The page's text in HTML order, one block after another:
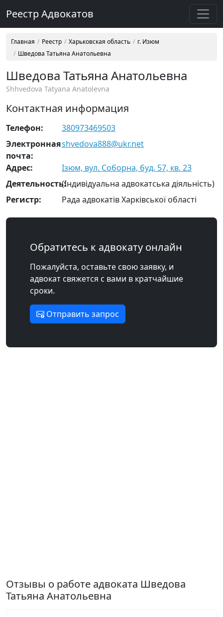
Реестр Адвокатов
Главная Реестр Харьковская область
г. Изюм
Шведова Татьяна Анатольевна
Шведова Татьяна Анатольевна
Shhvedova Tatyana Anatolevna
Контактная информация
Телефон:
380973469503
Электронная
почта:
shvedova888@ukr.net
Адрес:
Ізюм, вул. Соборна, буд. 57, кв. 23
Деятельность:(Індивідуальна адвокатська діяльність)
Регистр:
Рада адвокатів Харківської області
Обратитесь к адвокату онлайн
Пожалуйста, оставьте свою заявку, и
адвокат свяжется с вами в кратчайшие
сроки.
Отправить запрос
Отзывы о работе адвоката Шведова
Татьяна Анатольевна